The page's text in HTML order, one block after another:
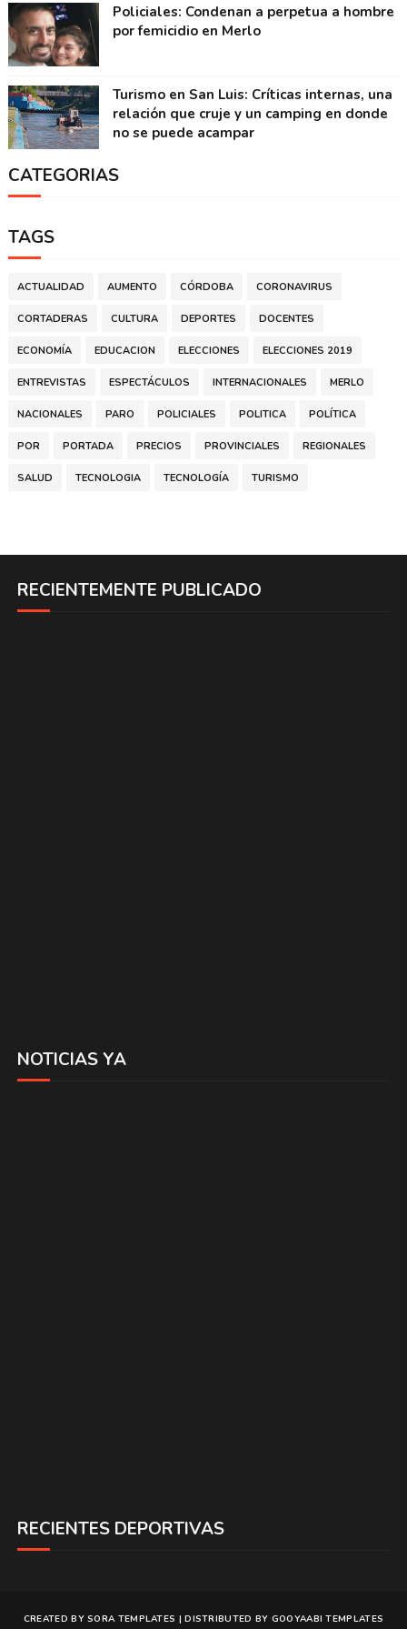
Policiales: Condenan a perpetua a hombre
por femicidio en Merlo
Turismo en San Luis: Críticas internas, una
relación que cruje y un camping en donde
no se puede acampar
CATEGORIAS
TAGS
ACTUALIDAD AUMENTO CÓRDOBA CORONAVIRUS
CORTADERAS CULTURA DEPORTES DOCENTES
ECONOMÍA EDUCACION ELECCIONES ELECCIONES 2019
ENTREVISTAS ESPECTÁCULOS INTERNACIONALES MERLO
NACIONALES PARO POLICIALES POLITICA POLÍTICA
POR PORTADA PRECIOS PROVINCIALES REGIONALES
SALUD TECNOLOGIA TECNOLOGÍA TURISMO
RECIENTEMENTE PUBLICADO
NOTICIAS YA
RECIENTES DEPORTIVAS
CREATED BYSORA TEMPLATES | DISTRIBUTED BY GOOYAABI TEMPLATES